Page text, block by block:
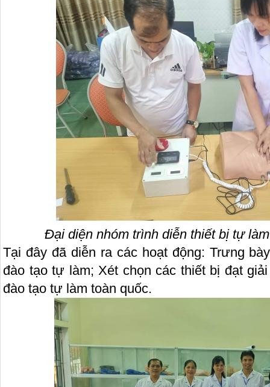
Đại diện nhóm trình diễn thiết bị tự
Tại đây đã diễn ra các hoạt động: Trưng
đào tạo tự làm; Xét chọn các thiết bị đạt
đào tạo tự làm toàn quốc.